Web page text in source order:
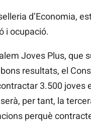
d’Economia,
i ocupació.
Joves Plus, que
resultats, el
3.500 joves
per tant, la
perquè